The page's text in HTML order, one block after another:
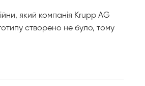
який компанія Krupp AG
створено не було, тому